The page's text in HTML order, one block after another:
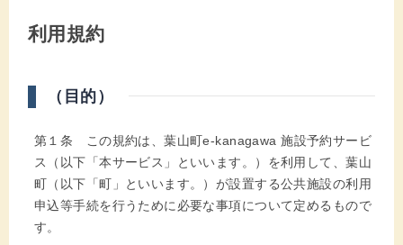
利用規約
（目的）
第１条 この規約は、葉山町e-kanagawa 施設予約サービ
ス（以下「本サービス」といいます。）を利用して、葉山
町（以下「町」といいます。）が設置する公共施設の利用
申込等手続を行うために必要な事項について定めるもので
す。